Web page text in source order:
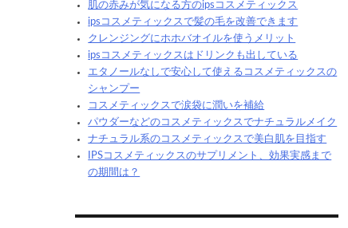
肌の赤みが気になる方のipsコスメティックス
ipsコスメティックスで髪の毛を改善できます
クレンジングにホホバオイルを使うメリット
ipsコスメティックスはドリンクも出している
エタノールなしで安心して使えるコスメティックスの
シャンプー
コスメティックスで涙袋に潤いを補給
パウダーなどのコスメティックスでナチュラルメイク
ナチュラル系のコスメティックスで美白肌を目指す
IPSコスメティックスのサプリメント、効果実感まで
の期間は？